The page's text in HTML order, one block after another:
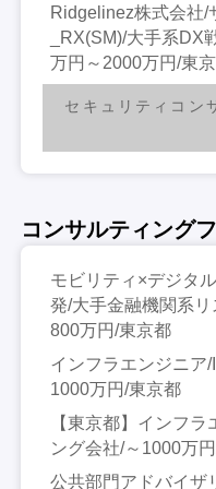
Ridgelinez株式会社/
_RX(SM)/大手系DX
万円～2000万円/東
セキュリティコン
コンサルティング
モビリティ×デジタ
発/大手金融機関系
800万円/東京都
インフラエンジニア
1000万円/東京都
【東京都】インフ
ング会社/～1000万
公共部門アドバイザ